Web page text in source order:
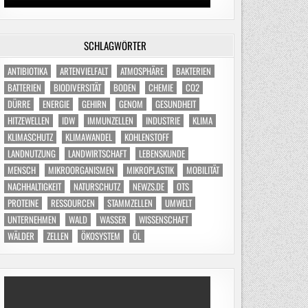
SCHLAGWÖRTER
ANTIBIOTIKA ARTENVIELFALT ATMOSPHÄRE
BAKTERIEN
BATTERIEN
BIODIVERSITÄT BODEN CHEMIE
CO2
DÜRRE
ENERGIE GEHIRN GENOM
GESUNDHEIT
HITZEWELLEN
IDW IMMUNZELLEN INDUSTRIE
KLIMA
KLIMASCHUTZ
KLIMAWANDEL
KOHLENSTOFF
LANDNUTZUNG
LANDWIRTSCHAFT
LEBENSKUNDE
MENSCH
MIKROORGANISMEN MIKROPLASTIK
MOBILITÄT
NACHHALTIGKEIT
NATURSCHUTZ NEWZS.DE
OTS
PROTEINE
RESSOURCEN STAMMZELLEN
UMWELT
UNTERNEHMEN
WALD WASSER
WISSENSCHAFT
WÄLDER
ZELLEN ÖKOSYSTEM ÖL